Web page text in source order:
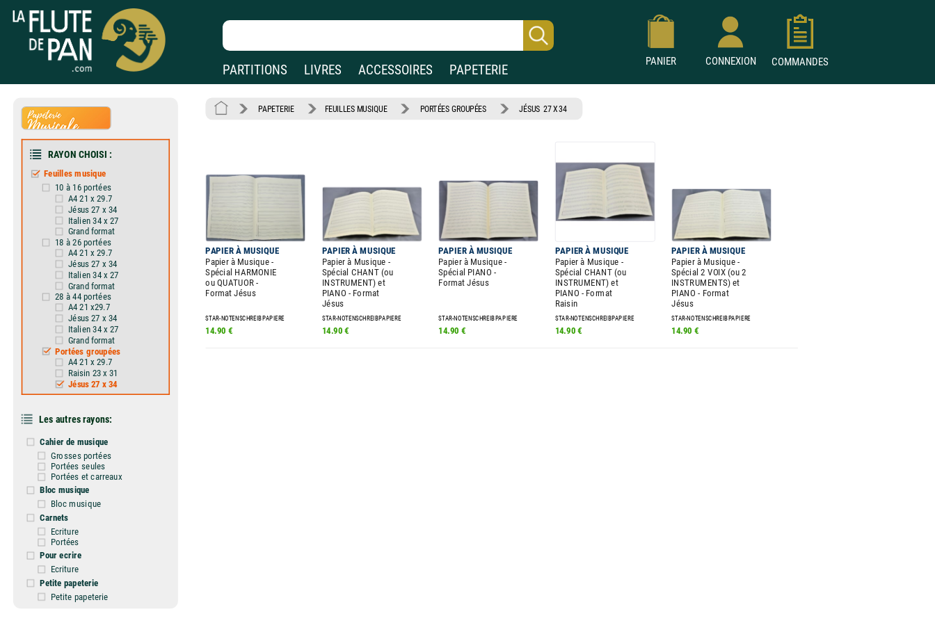
PARTITIONS LIVRES ACCESSOIRES PAPETERIE
PANIER CONNEXION COMMANDES
RAYON CHOISI :
Feuilles musique
10 à 16 portées
A4 21 x 29.7
Jésus 27 x 34
Italien 34 x 27
Grand format
18 à 26 portées
A4 21 x 29.7
Jésus 27 x 34
Italien 34 x 27
Grand format
28 à 44 portées
A4 21 x29.7
Jésus 27 x 34
Italien 34 x 27
Grand format
Portées groupées
A4 21 x 29.7
Raisin 23 x 31
Jésus 27 x 34
Les autres rayons:
Cahier de musique
Grosses portées
Portées seules
Portées et carreaux
Bloc musique
Bloc musique
Carnets
Ecriture
Portées
Pour ecrire
Ecriture
Petite papeterie
Petite papeterie
PAPETERIE FEUILLES MUSIQUE PORTÉES GROUPÉES JÉSUS 27 X 34
PAPIER À MUSIQUE PAPIER À MUSIQUE PAPIER À MUSIQUE PAPIER À MUSIQUE PAPIER À MUSIQUE
Papier à Musique -
Spécial HARMONIE
ou QUATUOR -
Format Jésus
Papier à Musique -
Spécial CHANT (ou
INSTRUMENT) et
PIANO - Format
Jésus
Papier à Musique -
Spécial PIANO -
Format Jésus
Papier à Musique -
Spécial CHANT (ou
INSTRUMENT) et
PIANO - Format
Raisin
Papier à Musique -
Spécial 2 VOIX (ou 2
INSTRUMENTS) et
PIANO - Format
Jésus
STAR-NOTENSCHREIBPAPIERE STAR-NOTENSCHREIBPAPIERE STAR-NOTENSCHREIBPAPIERE STAR-NOTENSCHREIBPAPIERE STAR-NOTENSCHREIBPAPIERE
14.90 € 14.90 € 14.90 € 14.90 € 14.90 €